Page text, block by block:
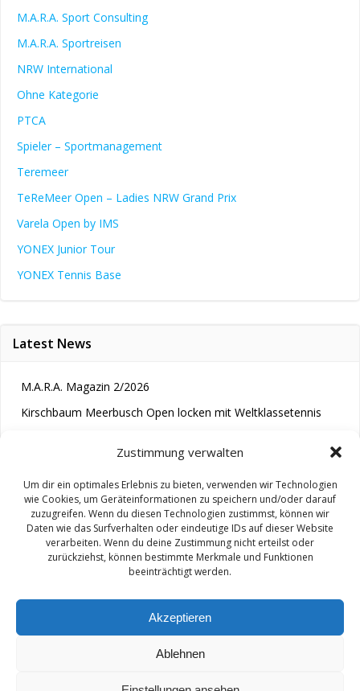
Zustimmung verwalten
Um dir ein optimales Erlebnis zu bieten, verwenden wir Technologien
wie Cookies, um Geräteinformationen zu speichern und/oder darauf
zuzugreifen. Wenn du diesen Technologien zustimmst, können wir
Daten wie das Surfverhalten oder eindeutige IDs auf dieser Website
verarbeiten. Wenn du deine Zustimmung nicht erteilst oder
zurückziehst, können bestimmte Merkmale und Funktionen
beeinträchtigt werden.
Akzeptieren
Ablehnen
M.A.R.A. Sport Consulting
M.A.R.A. Sportreisen
NRW International
Ohne Kategorie
PTCA
Spieler – Sportmanagement
Teremeer
TeReMeer Open – Ladies NRW Grand Prix
Varela Open by IMS
YONEX Junior Tour
YONEX Tennis Base
Latest News
M.A.R.A. Magazin 2/2026
Kirschbaum Meerbusch Open locken mit Weltklassetennis
© 2026 M.A.R.A.. Created for free using WordPress and
Colibri
Impressum/ Disclaimer